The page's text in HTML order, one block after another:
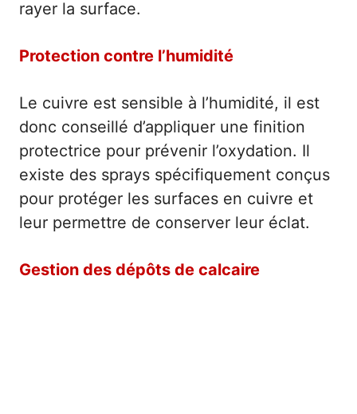
rayer la surface.
Protection contre l’humidité
Le cuivre est sensible à l’humidité, il est
donc conseillé d’appliquer une finition
protectrice pour prévenir l’oxydation. Il
existe des sprays spécifiquement conçus
pour protéger les surfaces en cuivre et
leur permettre de conserver leur éclat.
Gestion des dépôts de calcaire